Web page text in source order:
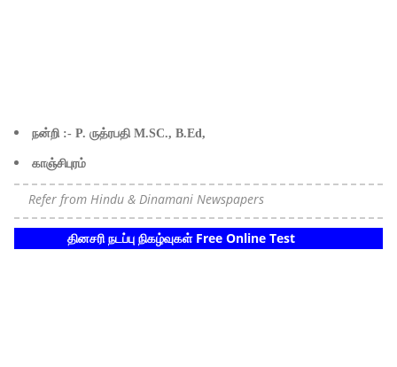
நன்றி :- P. ருத்ரபதி M.SC., B.Ed,
காஞ்சிபுரம்
Refer from Hindu & Dinamani Newspapers
தினசரி நடப்பு நிகழ்வுகள் Free Online Test